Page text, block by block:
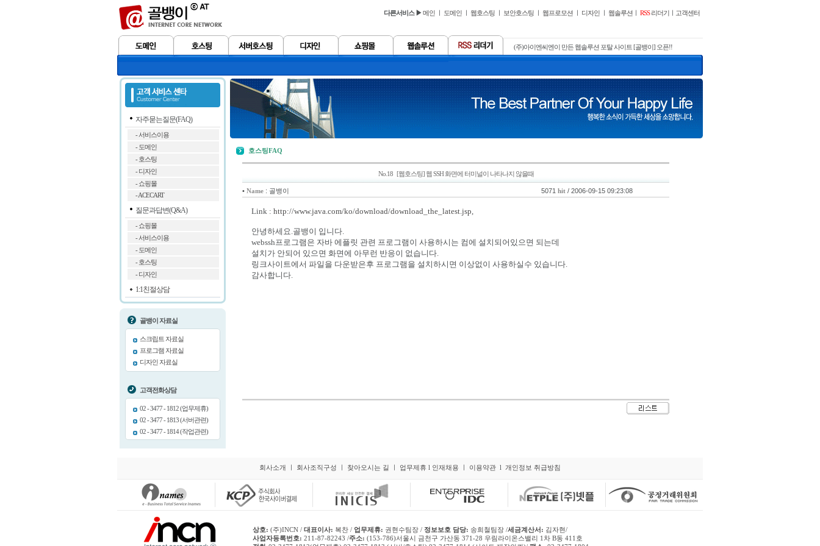
다른서비스 ▶메인 도메인 웹호스팅 보안호스팅 웹프로모션 디자인 웹솔루션 RSS리더기 고객센터
(주)아이엔씨엔이 만든 웹솔루션 포탈 사이트 [골뱅이] 오픈!!
자주묻는질문(FAQ)
- 서비스이용
- 도메인
- 호스팅
- 디자인
- 쇼핑몰
- ACECART
질문과답변(Q&A)
- 쇼핑몰
- 서비스이용
- 도메인
- 호스팅
- 디자인
1:1친절상담
골뱅이 자료실
스크립트 자료실
프로그램 자료실
디자인 자료실
고객전화상담
02 - 3477 - 1812 (업무제휴)
02 - 3477 - 1813 (서버관련)
02 - 3477 - 1814 (작업관련)
호스팅FAQ
No.18 [웹호스팅] 웹 SSH 화면에 터미널이 나타나지 않을때
• Name : 골뱅이 5071 hit / 2006-09-15 09:23:08
Link : http://www.java.com/ko/download/download_the_latest.jsp,
안녕하세요.골뱅이 입니다.
webssh프로그램은 자바 에플릿 관련 프로그램이 사용하시는 컴에 설치되어있으면 되는데
설치가 안되어 있으면 화면에 아무런 반응이 없습니다.
링크사이트에서 파일을 다운받은후 프로그램을 설치하시면 이상없이 사용하실수 있습니다.
감사합니다.
회사소개 회사조직구성 찾아오시는 길 업무제휴 l 인재채용 이용약관 l 개인정보 취급방침
상호: (주)INCN / 대표이사: 복찬 / 업무제휴: 권현수팀장 / 정보보호 담당: 송희철팀장 /세금계산서: 김자현/
사업자등록번호: 211-87-82243 /주소: (153-786)서울시 금천구 가산동 371-28 우림라이온스밸리 1차 B동 411호